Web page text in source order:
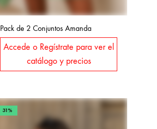
Pack de 2 Conjuntos Amanda
Accede o Regístrate para ver el
catálogo y precios
31%